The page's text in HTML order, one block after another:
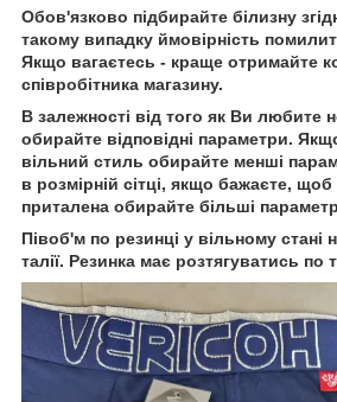
Обов'язково підбирайте білизну
такому випадку ймовірність
Якщо вагаєтесь - краще отримайте
співробітника магазину.
В залежності від того як Ви любите
обирайте відповідні параметри.
вільний стиль обирайте менші
в розмірній сітці, якщо бажаєте,
приталена обирайте більші
Півоб'м по резинці у вільному стані
талії. Резинка має розтягуватись по